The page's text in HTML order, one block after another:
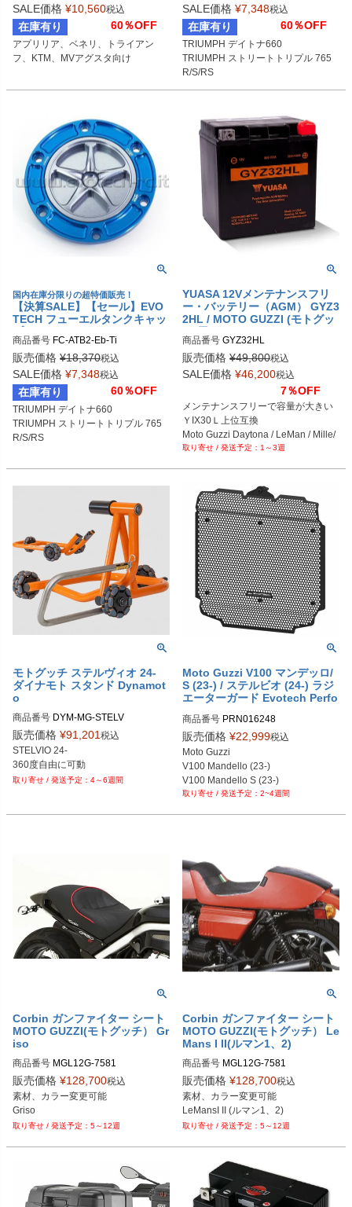
SALE価格 ¥10,560税込
在庫有り 60％OFF
アプリリア、ベネリ、トライアン
フ、KTM、MVアグスタ向け
SALE価格 ¥7,348税込
在庫有り 60％OFF
TRIUMPH デイトナ660
TRIUMPH ストリートトリプル 765
R/S/RS
国内在庫分限りの超特価販売！
【決算SALE】【セール】EVO
TECH フューエルタンクキャッ
LI/KTM/MV AGUSTA 6穴汎用
商品番号 FC-ATB2-Eb-Ti
販売価格 ¥18,370税込
SALE価格 ¥7,348税込
在庫有り 60％OFF
TRIUMPH デイトナ660
TRIUMPH ストリートトリプル 765
R/S/RS
YUASA 12Vメンテナンスフリ
ー・バッテリー（AGM） GYZ3
2HL / MOTO GUZZI (モトグッ
商品番号
販売価格 ¥49,800税込
SALE価格 ¥46,200税込
7％OFF
メンテナンスフリーで容量が大きい
ＹIX30Ｌ上位互換
Moto Guzzi Daytona / LeMan / Mille/
Quota/ Stone
1～3週
モトグッチ ステルヴィオ 24-
ダイナモト スタンド Dynamot
o
商品番号 DYM-MG-STELV
販売価格 ¥91,201 税込
STELVIO 24-
4～6週間
Moto Guzzi V100 マンデッロ/
S (23-) / ステルビオ (24-) ラジ
エーターガード Evotech Perfo
商品番号 PRN016248
PRN016248-01
PRN016248-02
PRN016248-03
販売価格 ¥22,999税込
Moto Guzzi
V100 Mandello (23-)
V100 Mandello S (23-)
Stelvio (24-)
2~4週間
Corbin ガンファイター シート
MOTO GUZZI(モトグッチ） Gr
iso
商品番号 MGL12G-7581
販売価格 ¥128,700税込
素材、カラー変更可能
Griso
5～12週
Corbin ガンファイター シート
MOTO GUZZI(モトグッチ） Le
Mans I II(ルマン1、2)
商品番号 MGL12G-7581
販売価格 ¥128,700税込
素材、カラー変更可能
LeMansI II (ルマン1、2)
5～12週